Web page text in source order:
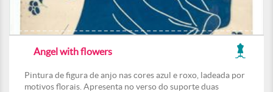
Angel with flowers
Pintura de figura de anjo nas cores azul e roxo, ladeada por
motivos florais. Apresenta no verso do suporte duas